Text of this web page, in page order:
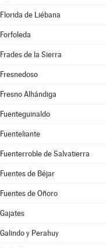
Florida de Liébana
Forfoleda
Frades de la Sierra
Fresnedoso
Fresno Alhándiga
Fuenteguinaldo
Fuenteliante
Fuenterroble de Salvatierra
Fuentes de Béjar
Fuentes de Oñoro
Gajates
Galindo y Perahuy